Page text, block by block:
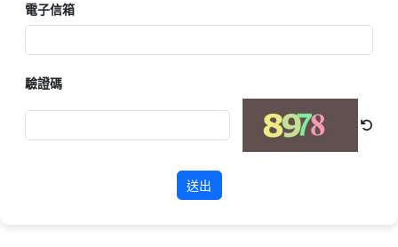
電子信箱
驗證碼
送出